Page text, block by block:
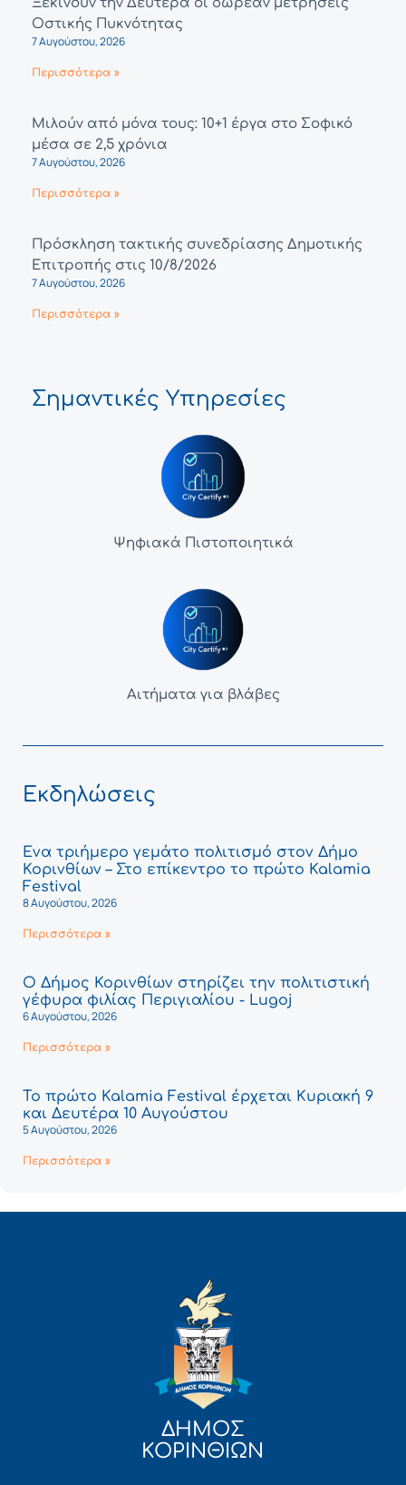
Ξεκινούν την Δευτέρα οι δωρεάν μετρήσεις
Οστικής Πυκνότητας
7 Αυγούστου, 2026
Περισσότερα »
Μιλούν από μόνα τους: 10+1 έργα στο Σοφικό
μέσα σε 2,5 χρόνια
7 Αυγούστου, 2026
Περισσότερα »
Πρόσκληση τακτικής συνεδρίασης Δημοτικής
Επιτροπής στις 10/8/2026
7 Αυγούστου, 2026
Περισσότερα »
Σημαντικές Υπηρεσίες
Ψηφιακά Πιστοποιητικά
Αιτήματα για βλάβες
Εκδηλώσεις
Ένα τριήμερο γεμάτο πολιτισμό στον Δήμο
Κορινθίων – Στο επίκεντρο το πρώτο Kalamia
Festival
8 Αυγούστου, 2026
Περισσότερα »
Ο Δήμος Κορινθίων στηρίζει την πολιτιστική
γέφυρα φιλίας Περιγιαλίου - Lugoj
6 Αυγούστου, 2026
Περισσότερα »
Το πρώτο Kalamia Festival έρχεται Κυριακή 9
και Δευτέρα 10 Αυγούστου
5 Αυγούστου, 2026
Περισσότερα »
ΔΗΜΟΣ
ΚΟΡΙΝΘΙΩΝ